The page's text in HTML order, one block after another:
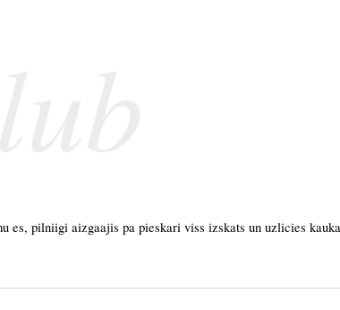
es, pilniigi aizgaajis pa pieskari viss izskats un uzlicies